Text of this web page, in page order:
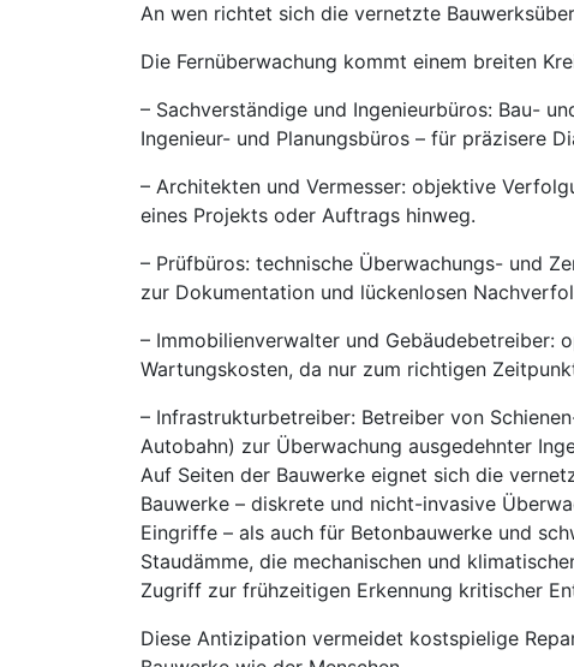
An wen richtet sich die vernetzte
Die Fernüberwachung kommt einem breiten
– Sachverständige und Ingenieurbüros: Bau-
Ingenieur- und Planungsbüros – für präzisere
– Architekten und Vermesser: objektive
eines Projekts oder Auftrags hinweg.
– Prüfbüros: technische Überwachungs- und
zur Dokumentation und lückenlosen
– Immobilienverwalter und Gebäudebetreiber:
Wartungskosten, da nur zum richtigen
– Infrastrukturbetreiber: Betreiber von
Autobahn) zur Überwachung ausgedehnter
Auf Seiten der Bauwerke eignet sich die
Bauwerke – diskrete und nicht-invasive
Eingriffe – als auch für Betonbauwerke und
Staudämme, die mechanischen und
Zugriff zur frühzeitigen Erkennung kritischer
Diese Antizipation vermeidet kostspielige